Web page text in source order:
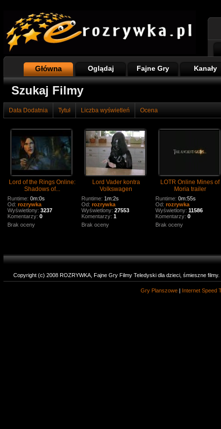
Główna Oglądaj Fajne Gry Kanały
Szukaj Filmy
Data Dodatnia Tytuł Liczba wyświetleń Ocena
Lord of the Rings Online:
Shadows of...
Runtime: 0m:0s
Od: rozrywka
Wyświetlony: 3237
Komentarzy: 0
Brak oceny
Lord Vader kontra
Volkswagen
Runtime: 1m:2s
Od: rozrywka
Wyświetlony: 27553
Komentarzy: 1
Brak oceny
LOTR Online Mines of
Moria trailer
Runtime: 0m:55s
Od: rozrywka
Wyświetlony: 11586
Komentarzy: 0
Brak oceny
Copyright (c) 2008 ROZRYWKA, Fajne Gry Filmy Teledyski dla dzieci, śmieszne
Gry Planszowe | Internet Speed